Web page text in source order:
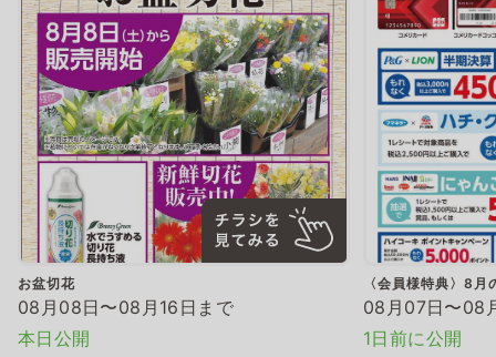
お盆切花
08月08日〜08月16日まで
本日公開
〈会員様特典〉8
08月07日〜08
1日前に公開